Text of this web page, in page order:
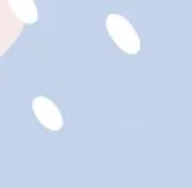
Caractéristiques :
Magic Do
: l. 12 x H. 18 cm
Thème : Ho Ho Ho !
Âge : A partir de 6 ans